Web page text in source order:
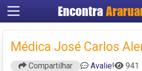
Encontra
Cadastrar
Criar conta
Médica José Carlos
Compartilhar Avalie! 941